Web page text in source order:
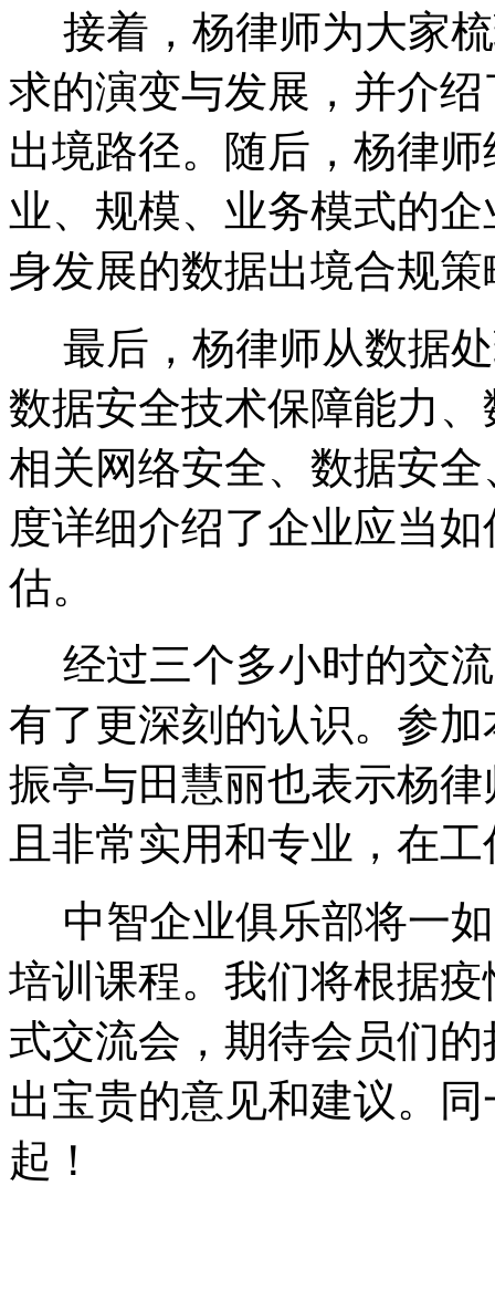
接着，杨律师为大家
求的演变与发展，并介
出境路径。随后，杨律
业、规模、业务模式的
身发展的数据出境合规策
最后，杨律师从数据
数据安全技术保障能力
相关网络安全、数据安
度详细介绍了企业应当
估。
经过三个多小时的交
有了更深刻的认识。参
振亭与田慧丽也表示杨
且非常实用和专业，在
中智企业俱乐部将一
培训课程。我们将根据
式交流会，期待会员们
出宝贵的意见和建议。
起！